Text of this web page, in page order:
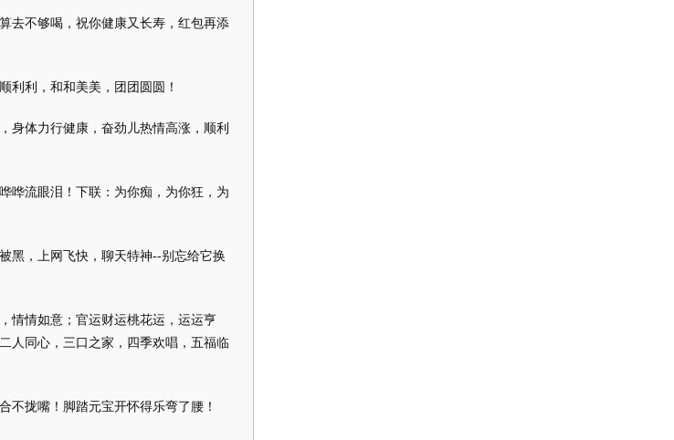
去不够喝，祝你健康又长寿，红包再添
利利，和和美美，团团圆圆！
身体力行健康，奋劲儿热情高涨，顺利
哗流眼泪！下联：为你痴，为你狂，为
黑，上网飞快，聊天特神--别忘给它换
情情如意；官运财运桃花运，运运亨
人同心，三口之家，四季欢唱，五福临
不拢嘴！脚踏元宝开怀得乐弯了腰！